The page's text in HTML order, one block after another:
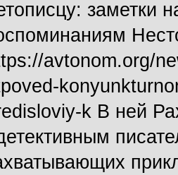
заметки
avtonom.org/
k В ней